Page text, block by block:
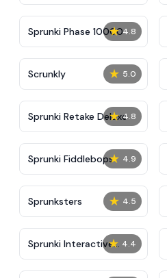
★ 4.8
Sprunki Phase 10000
★ 5.0
Scrunkly
★ 4.8
Sprunki Retake Deluxe
★ 4.9
Sprunki Fiddlebops
★ 4.5
Sprunksters
★ 4.4
Sprunki Interactive
Tunner